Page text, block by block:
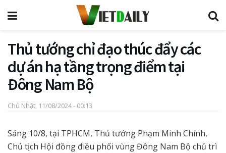
Thủ tướng chỉ đạo thúc đẩy các
dự án hạ tầng trọng điểm tại
Đông Nam Bộ
Chủ Nhật, 11/08/2024 - 00:13
Sáng 10/8, tại TPHCM, Thủ tướng Phạm Minh Chính,
Chủ tịch Hội đồng điều phối vùng Đông Nam Bộ chủ trì